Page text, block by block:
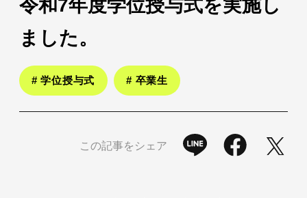
令和7年度学位授与式を実施し
ました。
# 学位授与式 # 卒業生
この記事をシェア